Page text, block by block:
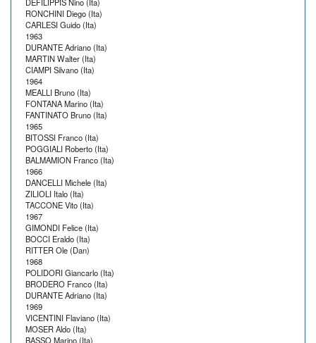
RONCHINI Diego (Ita)
CARLESI Guido (Ita)
1963
DURANTE Adriano (Ita)
MARTIN Walter (Ita)
CIAMPI Silvano (Ita)
1964
MEALLI Bruno (Ita)
FONTANA Marino (Ita)
FANTINATO Bruno (Ita)
1965
BITOSSI Franco (Ita)
POGGIALI Roberto (Ita)
BALMAMION Franco (Ita)
1966
DANCELLI Michele (Ita)
ZILIOLI Italo (Ita)
TACCONE Vito (Ita)
1967
GIMONDI Felice (Ita)
BOCCI Eraldo (Ita)
RITTER Ole (Dan)
1968
POLIDORI Giancarlo (Ita)
BRODERO Franco (Ita)
DURANTE Adriano (Ita)
1969
VICENTINI Flaviano (Ita)
MOSER Aldo (Ita)
BASSO Marino (Ita)